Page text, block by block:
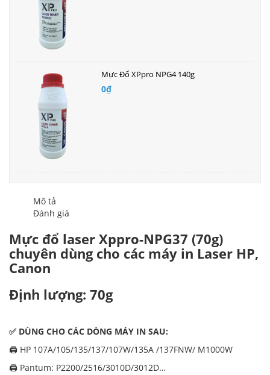
Mực Đổ XPpro NPG4 140g
0₫
Mô tả
Đánh giá
Mực đổ laser Xppro-NPG37 (70g)
chuyên dùng cho các máy in Laser HP,
Canon
Định lượng: 70g
✅ DÙNG CHO CÁC DÒNG MÁY IN SAU:
🖨️ HP 107A/105/135/137/107W/135A /137FNW/ M1000W
🖨️ Pantum: P2200/2516/3010D/3012D…